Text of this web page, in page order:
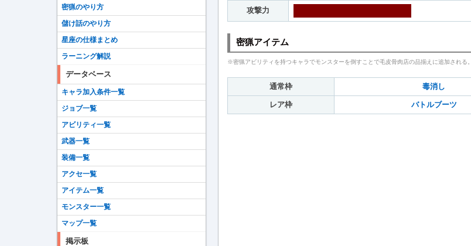
攻撃力
密猟アイテム
※密猟アビリティを持つキャラでモンスターを倒すことで毛皮骨肉店の品揃えに追加される。
通常枠 毒消し
レア枠 バトルブーツ
密猟のやり方
儲け話のやり方
星座の仕様まとめ
ラーニング解説
データベース
キャラ加入条件一覧
ジョブ一覧
アビリティ一覧
武器一覧
装備一覧
アクセ一覧
アイテム一覧
モンスター一覧
マップ一覧
掲示板